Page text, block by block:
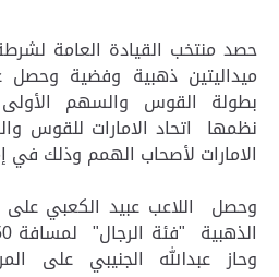
حصد منتخب القيادة العامة
ميداليتين ذهبية وفضية وحصل
بطولة القوس والسهم
نظمها اتحاد الامارات للقوس
الامارات لأصحاب الهمم وذلك في
وحصل اللاعب عبيد الكعبي على
وحاز عبدالله الجنيبي على